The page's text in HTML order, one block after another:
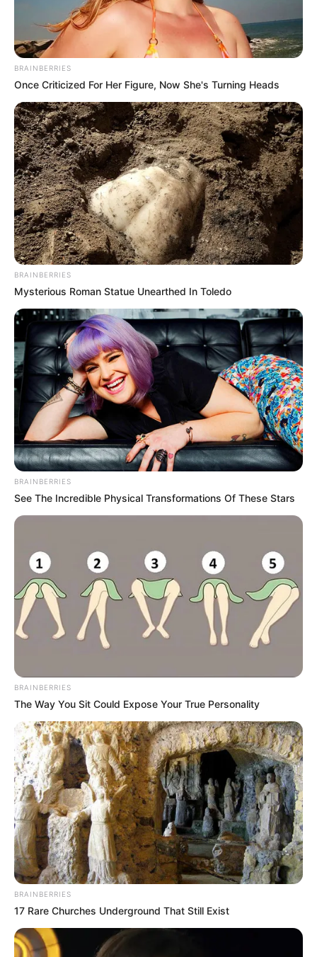
BRAINBERRIES
Once Criticized For Her Figure, Now She's Turning Heads
BRAINBERRIES
Mysterious Roman Statue Unearthed In Toledo
BRAINBERRIES
See The Incredible Physical Transformations Of These Stars
BRAINBERRIES
The Way You Sit Could Expose Your True Personality
BRAINBERRIES
17 Rare Churches Underground That Still Exist